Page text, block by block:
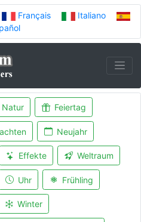
Français
Italiano
Natur Feiertag
Neujahr
Effekte Weltraum
Uhr Frühling
Winter